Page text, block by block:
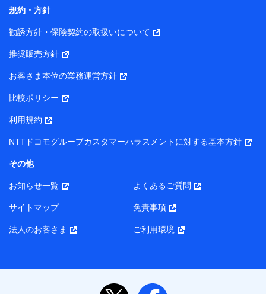
コンサルティングサービスの実施のため
アンケートやキャンペーン等の実施のため
上記に係る案内・手続き・管理等付帯業務を行うため
所・代表者名】
り）
株式会社NTTドコモ・フィナンシャルグループ 代表取締役
社長 廣井 孝史
東京都中央区日本橋人形町2-14-10 アーバンネット日本橋
株式会社ドコモ・インシュアランス 代表取締役社長 吉
村 忠義
また当社は、オンライン面談による保険のご相談にあたっ
規約・方針
勧誘方針・保険契約の取扱いについて
推奨販売方針
お客さま本位の業務運営方針
比較ポリシー
利用規約
NTTドコモグループカスタマーハラスメントに対する基本方針
その他
お知らせ一覧 よくあるご質問
サイトマップ 免責事項
法人のお客さま ご利用環境